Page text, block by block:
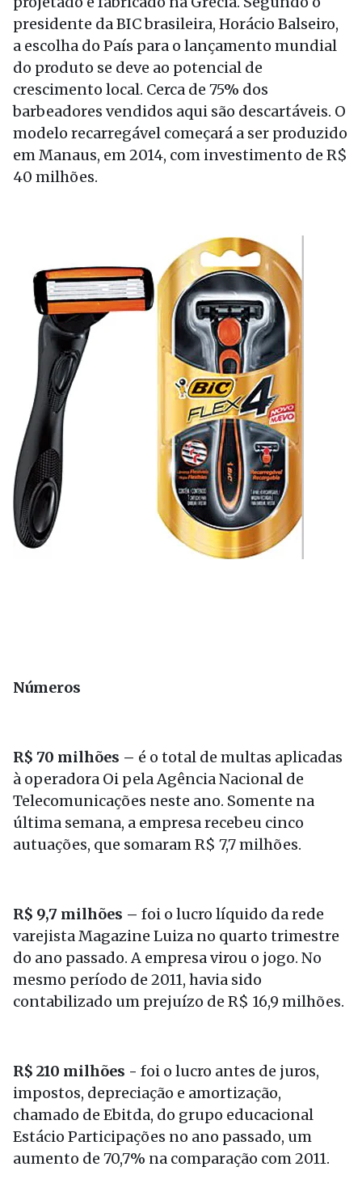
presidente da BIC brasileira, Horácio Balseiro,
a escolha do País para o lançamento mundial
do produto se deve ao potencial de
crescimento local. Cerca de 75% dos
barbeadores vendidos aqui são descartáveis. O
modelo recarregável começará a ser produzido
em Manaus, em 2014, com investimento de R$
40 milhões.
Números
R$ 70 milhões – é o total de multas aplicadas
à operadora Oi pela Agência Nacional de
Telecomunicações neste ano. Somente na
última semana, a empresa recebeu cinco
autuações, que somaram R$ 7,7 milhões.
R$ 9,7 milhões – foi o lucro líquido da rede
varejista Magazine Luiza no quarto trimestre
do ano passado. A empresa virou o jogo. No
mesmo período de 2011, havia sido
contabilizado um prejuízo de R$ 16,9 milhões.
R$ 210 milhões - foi o lucro antes de juros,
impostos, depreciação e amortização,
chamado de Ebitda, do grupo educacional
Estácio Participações no ano passado, um
aumento de 70,7% na comparação com 2011.